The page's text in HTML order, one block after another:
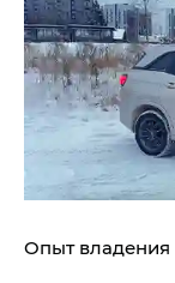
Опыт владения